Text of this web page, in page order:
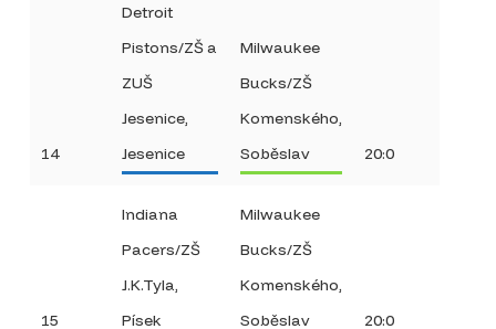
14
Detroit
Pistons/ZŠ a
ZUŠ
Jesenice,
Jesenice
Milwaukee
Bucks/ZŠ
Komenského,
Soběslav
20:0
15
Indiana
Pacers/ZŠ
J.K.Tyla,
Písek
Milwaukee
Bucks/ZŠ
Komenského,
Soběslav
20:0